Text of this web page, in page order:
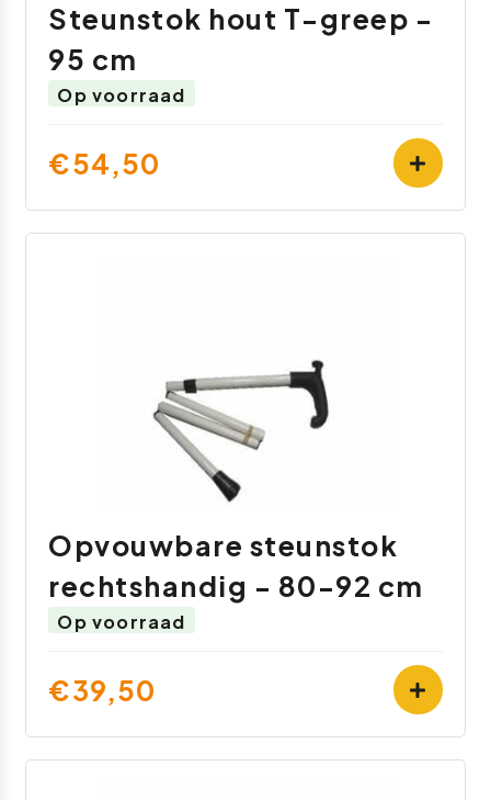
Steunstok hout T-greep -
95 cm
Op voorraad
€54,50
Opvouwbare steunstok
rechtshandig - 80-92 cm
Op voorraad
€39,50